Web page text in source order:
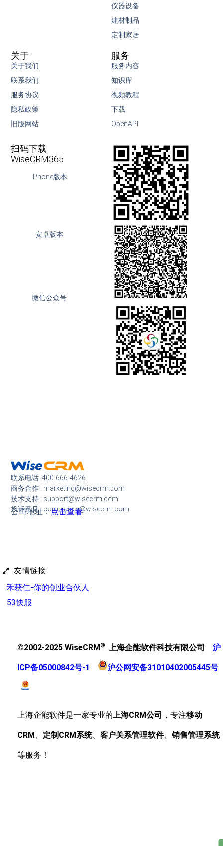
联系电话 :400-666-4626
商务合作 : marketing@wisecrm.com
技术支持 : support@wisecrm.com
投诉意见 : complaints@wisecrm.com
公司地址：点击查看
仪器设备
建材制品
定制家居
服务
服务内容
知识库
视频教程
下载
OpenAPI
关于
关于我们
联系我们
服务协议
隐私政策
旧版网站
扫码下载
WiseCRM365
iPhone版本
安卓版本
微信公众号
友情链接
禾获仁-你的创业合伙人
53快服
©2002-2025 WiseCRM® 上海企能软件科技有限公司 沪
ICP备05000842号-1 沪公网安备31010402005445号
上海企能软件是一家专业的上海CRM公司 ，专注移动
CRM、 定制CRM系统、 客户关系管理软件、销售管理系统
等服务！